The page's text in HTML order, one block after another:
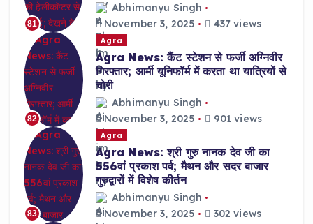
81
Abhimanyu Singh
November 3, 2025
437 views
82
Agra
Agra News: कैंट स्टेशन से फर्जी अग्निवीर
गिरफ्तार; आर्मी यूनिफॉर्म में करता था यात्रियों से
चोरी
Abhimanyu Singh
November 3, 2025
901 views
83
Agra
Agra News: श्री गुरु नानक देव जी का
556वां प्रकाश पर्व; मैथन और सदर बाजार
गुरुद्वारों में विशेष कीर्तन
Abhimanyu Singh
November 3, 2025
302 views